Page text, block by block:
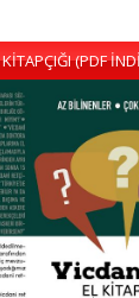
(PDF